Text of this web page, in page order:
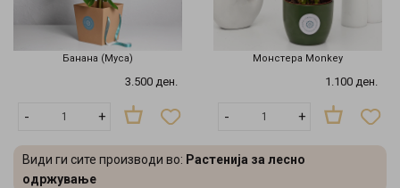
Банана (Муса)
3.500 ден.
- +
Монстера Monkey
1.100 ден.
- +
Види ги сите производи во: Растенија за лесно
одржување